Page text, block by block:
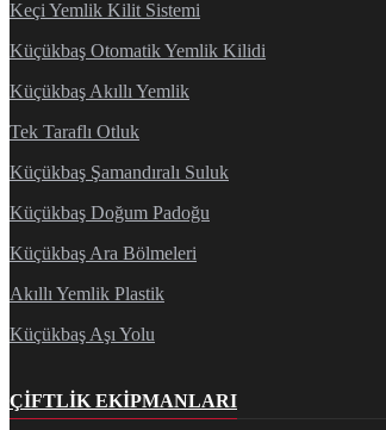
Keçi Yemlik Kilit Sistemi
Küçükbaş Otomatik Yemlik Kilidi
Küçükbaş Akıllı Yemlik
Tek Taraflı Otluk
Küçükbaş Şamandıralı Suluk
Küçükbaş Doğum Padoğu
Küçükbaş Ara Bölmeleri
Akıllı Yemlik Plastik
Küçükbaş Aşı Yolu
ÇIFTLIK EKIPMANLARI